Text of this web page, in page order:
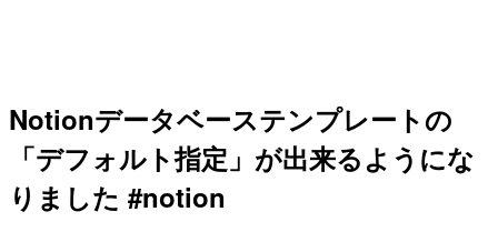
Notionデータベーステンプレートの
「デフォルト指定」が出来るようにな
りました #notion